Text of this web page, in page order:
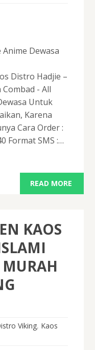
Dewasa
Distro Hadjie –
Combad - All
Untuk
Karena
Cara Order :
Format SMS :…
READ MORE
KAOS
MURAH
Viking, Kaos